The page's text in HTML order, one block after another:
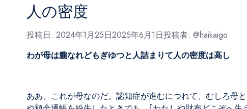
人の密度
投稿日: 2024年1月25日2025年6月1日投稿者: @haikaigo
わが母は朧なれどもぎゆつと人詰まりて人の密度は高し
ああ、これが母なのだ。認知症が進むにつれて、むしろ母